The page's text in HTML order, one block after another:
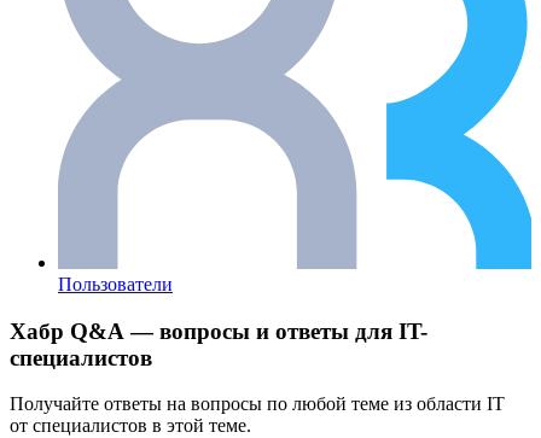
Пользователи
Хабр Q&A — вопросы и ответы для IT-
специалистов
Получайте ответы на вопросы по любой теме из области IT
от специалистов в этой теме.